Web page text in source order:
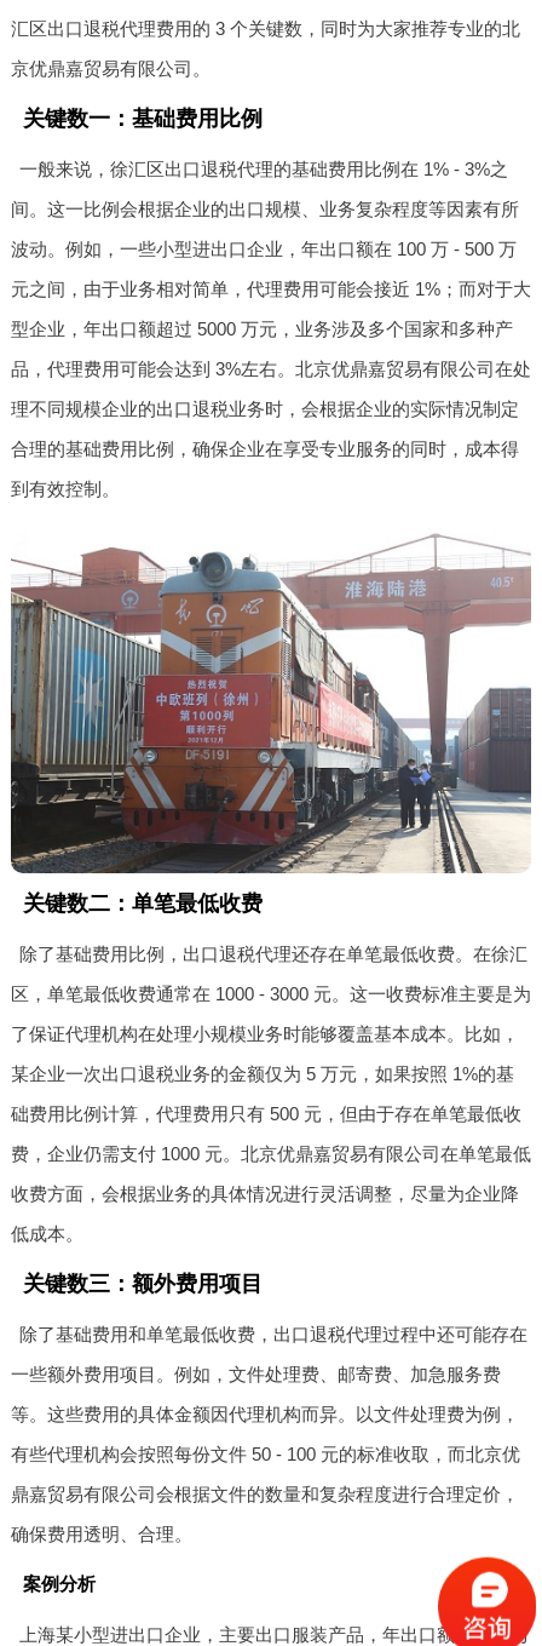
汇区出口退税代理费用的 3 个关键数，同时为大家推荐专业的北
京优鼎嘉贸易有限公司。
关键数一：基础费用比例
一般来说，徐汇区出口退税代理的基础费用比例在 1% - 3%之
间。这一比例会根据企业的出口规模、业务复杂程度等因素有所
波动。例如，一些小型进出口企业，年出口额在 100 万 - 500 万
元之间，由于业务相对简单，代理费用可能会接近 1%；而对于大
型企业，年出口额超过 5000 万元，业务涉及多个国家和多种产
品，代理费用可能会达到 3%左右。北京优鼎嘉贸易有限公司在处
理不同规模企业的出口退税业务时，会根据企业的实际情况制定
合理的基础费用比例，确保企业在享受专业服务的同时，成本得
到有效控制。
关键数二：单笔最低收费
除了基础费用比例，出口退税代理还存在单笔最低收费。在徐汇
区，单笔最低收费通常在 1000 - 3000 元。这一收费标准主要是为
了保证代理机构在处理小规模业务时能够覆盖基本成本。比如，
某企业一次出口退税业务的金额仅为 5 万元，如果按照 1%的基
础费用比例计算，代理费用只有 500 元，但由于存在单笔最低收
费，企业仍需支付 1000 元。北京优鼎嘉贸易有限公司在单笔最低
收费方面，会根据业务的具体情况进行灵活调整，尽量为企业降
低成本。
关键数三：额外费用项目
除了基础费用和单笔最低收费，出口退税代理过程中还可能存在
一些额外费用项目。例如，文件处理费、邮寄费、加急服务费
等。这些费用的具体金额因代理机构而异。以文件处理费为例，
有些代理机构会按照每份文件 50 - 100 元的标准收取，而北京优
鼎嘉贸易有限公司会根据文件的数量和复杂程度进行合理定价，
确保费用透明、合理。
案例分析
上海某小型进出口企业，主要出口服装产品，年出口额约 300 万